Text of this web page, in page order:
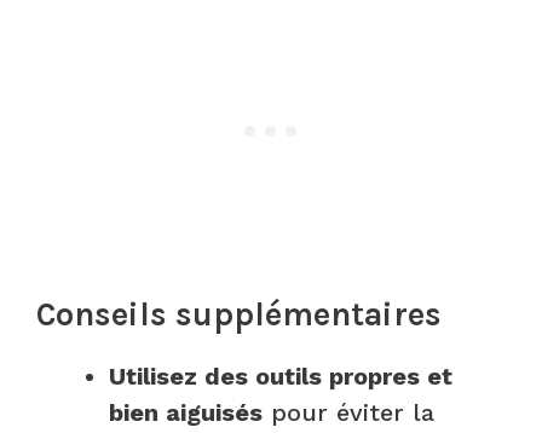
Conseils supplémentaires
Utilisez des outils propres et
bien aiguisés pour éviter la